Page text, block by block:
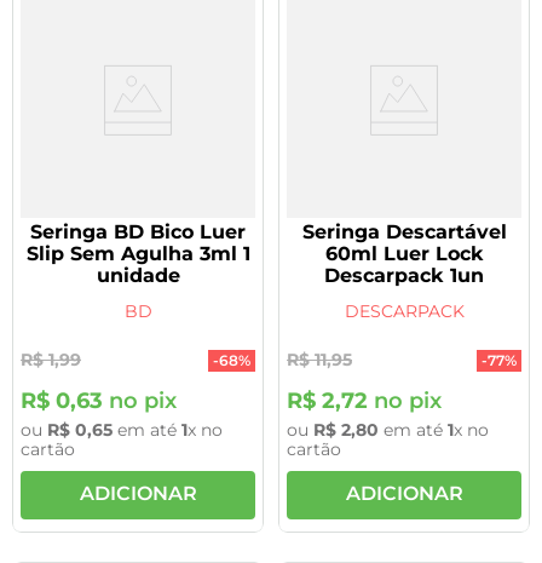
Seringa BD Bico Luer
Slip Sem Agulha 3ml 1
unidade
BD
R$ 1,99 -68%
R$ 0,63 no pix
ou R$ 0,65 em até 1x no
cartão
ADICIONAR
Seringa Descartável
60ml Luer Lock
Descarpack 1un
DESCARPACK
R$ 11,95 -77%
R$ 2,72 no pix
ou R$ 2,80 em até 1x no
cartão
ADICIONAR